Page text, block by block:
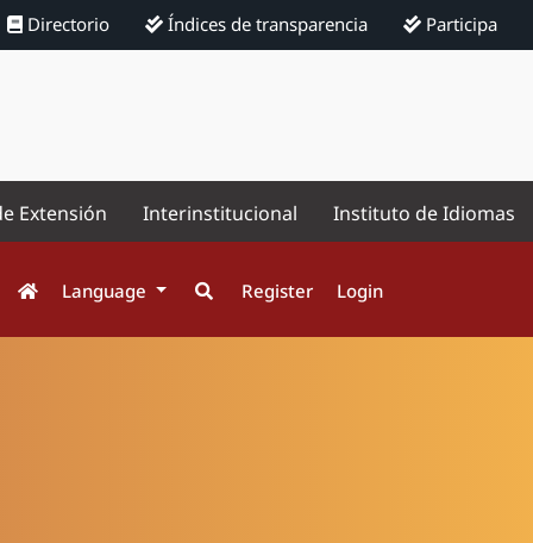
Directorio Índices de transparencia Participa
Extensión Interinstitucional Instituto de Idiomas
Language Register Login